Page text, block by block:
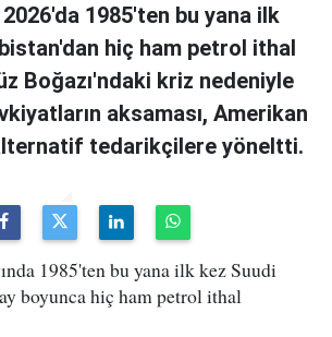
1985'ten bu yana ilk
hiç ham petrol ithal
Boğazı'ndaki kriz nedeniyle
aksaması, Amerikan
tedarikçilere yöneltti.
1985'ten bu yana ilk kez Suudi
boyunca hiç ham petrol ithal